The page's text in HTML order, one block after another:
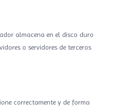
almacena en el disco duro
o servidores de terceros
correctamente y de forma